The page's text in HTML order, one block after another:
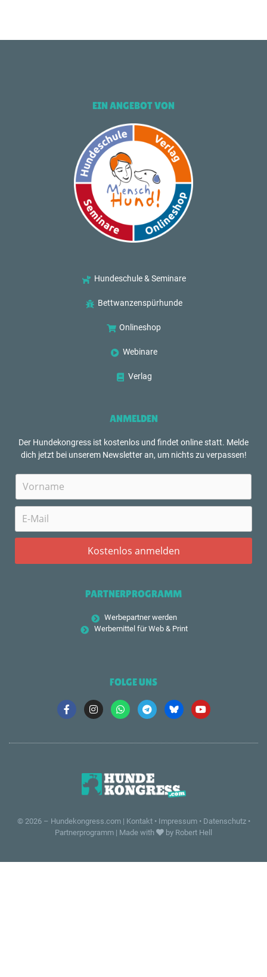
EIN ANGEBOT VON
Hundeschule & Seminare
Bettwanzenspürhunde
Onlineshop
Webinare
Verlag
ANMELDEN
Der Hundekongress ist kostenlos und findet online statt. Melde
dich jetzt bei unserem Newsletter an, um nichts zu verpassen!
PARTNERPROGRAMM
Werbepartner werden
Werbemittel für Web & Print
FOLGE UNS
© 2026 – Hundekongress.com| Kontakt• Impressum• Datenschutz•
Partnerprogramm | Made with by Robert Hell